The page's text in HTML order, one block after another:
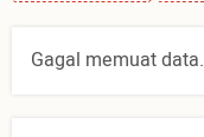
Gagal memuat data.